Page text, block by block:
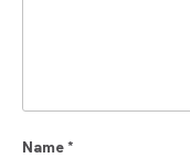
Name*